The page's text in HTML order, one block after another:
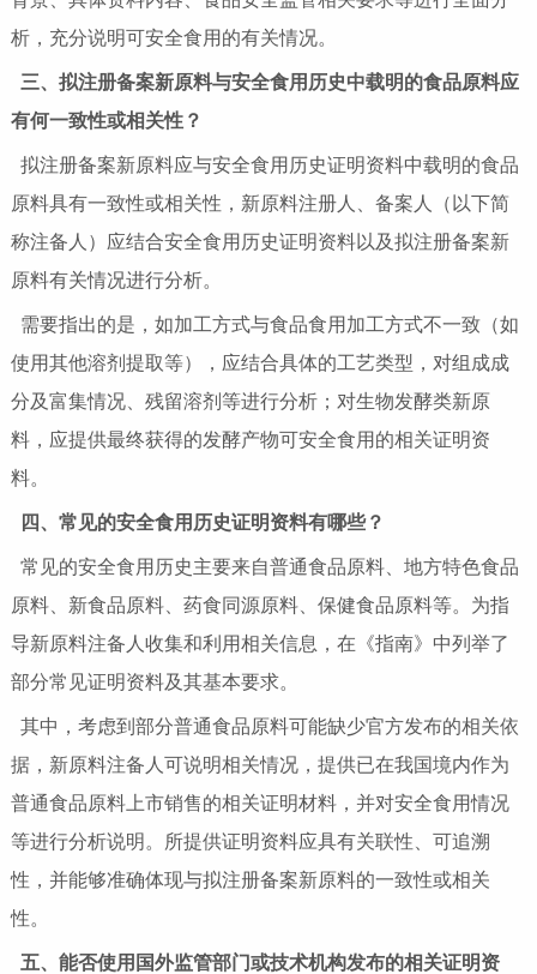
析，充分说明可安全食用的有关情况。
三、拟注册备案新原料与安全食用历史中载明的食品原料应
有何一致性或相关性？
拟注册备案新原料应与安全食用历史证明资料中载明的食品
原料具有一致性或相关性，新原料注册人、备案人（以下简
称注备人）应结合安全食用历史证明资料以及拟注册备案新
原料有关情况进行分析。
需要指出的是，如加工方式与食品食用加工方式不一致（如
使用其他溶剂提取等），应结合具体的工艺类型，对组成成
分及富集情况、残留溶剂等进行分析；对生物发酵类新原
料，应提供最终获得的发酵产物可安全食用的相关证明资
料。
四、常见的安全食用历史证明资料有哪些？
常见的安全食用历史主要来自普通食品原料、地方特色食品
原料、新食品原料、药食同源原料、保健食品原料等。为指
导新原料注备人收集和利用相关信息，在《指南》中列举了
部分常见证明资料及其基本要求。
其中，考虑到部分普通食品原料可能缺少官方发布的相关依
据，新原料注备人可说明相关情况，提供已在我国境内作为
普通食品原料上市销售的相关证明材料，并对安全食用情况
等进行分析说明。所提供证明资料应具有关联性、可追溯
性，并能够准确体现与拟注册备案新原料的一致性或相关
性。
五、能否使用国外监管部门或技术机构发布的相关证明资